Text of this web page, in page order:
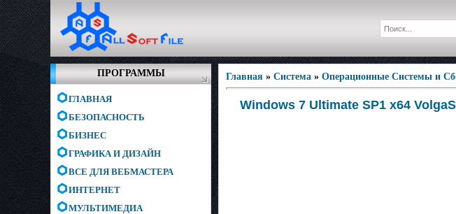
ПРОГРАММЫ
ГЛАВНАЯ
БЕЗОПАСНОСТЬ
БИЗНЕС
ГРАФИКА И ДИЗАЙН
ВСЕ ДЛЯ ВЕБМАСТЕРА
ИНТЕРНЕТ
МУЛЬТИМЕДИА
Главная » Система » Операционные Системы и
Windows 7 Ultimate SP1 x64